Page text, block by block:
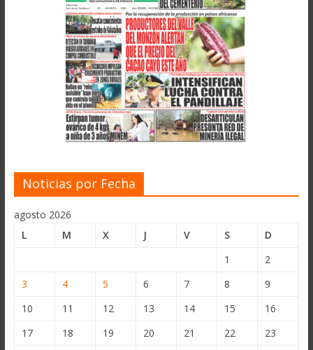
Noticias por Fecha
agosto 2026
L
M X J V S
D
1
2
3
4 5 6 7 8
9
10
11 12 13 14 15
16
17
18 19 20 21 22
23